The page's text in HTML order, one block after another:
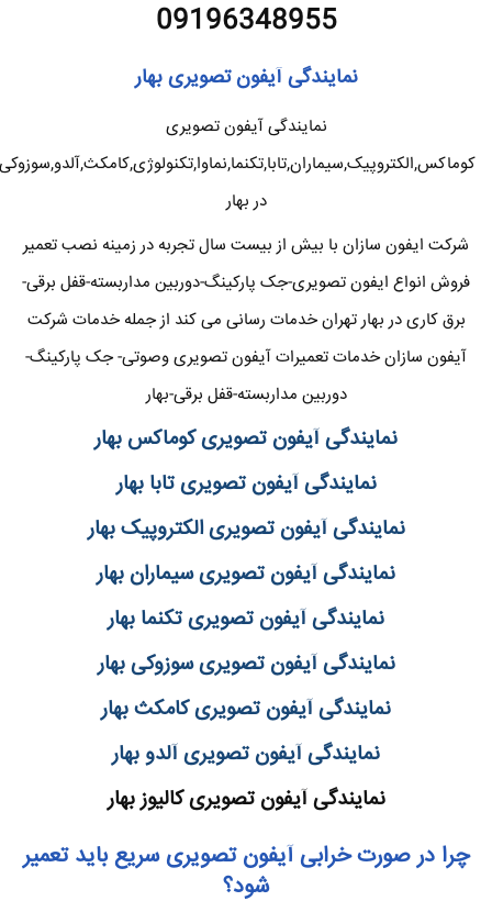
09196348955
نمایندگی آیفون تصویری بهار
نمایندگی آیفون تصویری
کوماکس,الکتروپیک,سیماران,تابا,تکنما,نماوا,تکنولوژی,کامکث,آلدو,سوزوکی
در بهار
شرکت ایفون سازان با بیش از بیست سال تجربه در زمینه نصب تعمیر
فروش انواع ایفون تصویری-جک پارکینگ-دوربین مداربسته-قفل برقی-
برق کاری در بهار تهران خدمات رسانی می کند از جمله خدمات شرکت
آیفون سازان خدمات تعمیرات آیفون تصویری وصوتی- جک پارکینگ-
دوربین مداربسته-قفل برقی-بهار
نمایندگی آیفون تصویری کوماکس بهار
نمایندگی آیفون تصویری تابا بهار
نمایندگی آیفون تصویری الکتروپیک بهار
نمایندگی آیفون تصویری سیماران بهار
نمایندگی آیفون تصویری تکنما بهار
نمایندگی آیفون تصویری سوزوکی بهار
نمایندگی آیفون تصویری کامکث بهار
نمایندگی آیفون تصویری آلدو بهار
نمایندگی آیفون تصویری کالیوز بهار
چرا در صورت خرابی آیفون تصویری سریع باید تعمیر
شود؟